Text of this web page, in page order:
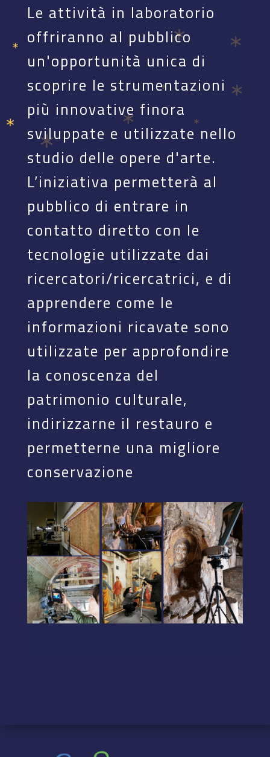
Le attività in laboratorio
offriranno al pubblico
un'opportunità unica di
scoprire le strumentazioni
più innovative finora
sviluppate e utilizzate nello
studio delle opere d'arte.
L’iniziativa permetterà al
pubblico di entrare in
contatto diretto con le
tecnologie utilizzate dai
ricercatori/ricercatrici, e di
apprendere come le
informazioni ricavate sono
utilizzate per approfondire
la conoscenza del
patrimonio culturale,
indirizzarne il restauro e
permetterne una migliore
conservazione